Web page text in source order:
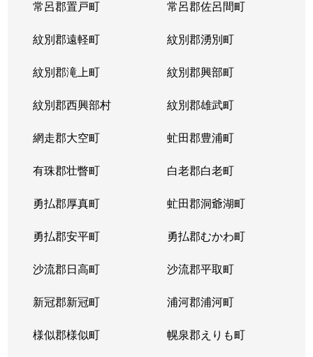
常呂郡置戸町 常呂郡佐呂間町
紋別郡遠軽町 紋別郡湧別町
紋別郡滝上町 紋別郡興部町
紋別郡西興部村 紋別郡雄武町
網走郡大空町 虻田郡豊浦町
有珠郡壮瞥町 白老郡白老町
勇払郡厚真町 虻田郡洞爺湖町
勇払郡安平町 勇払郡むかわ町
沙流郡日高町 沙流郡平取町
新冠郡新冠町 浦河郡浦河町
様似郡様似町 幌泉郡えりも町